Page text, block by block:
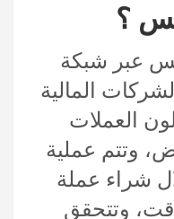
؟
عبر شبكة
المالية
العملات
وتتم عملية
شراء عملة
وتتحقق